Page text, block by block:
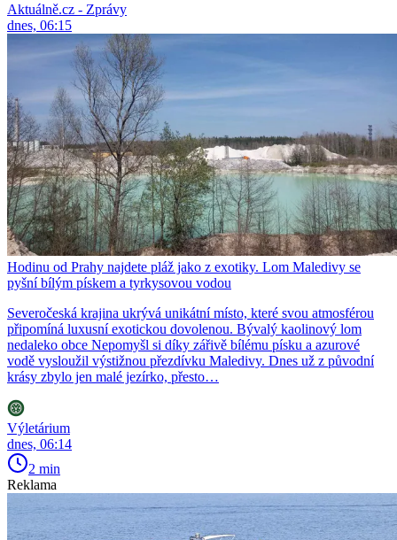
Aktuálně.cz - Zprávy
dnes, 06:15
Hodinu od Prahy najdete pláž jako z exotiky. Lom Maledivy se
pyšní bílým pískem a tyrkysovou vodou
Severočeská krajina ukrývá unikátní místo, které svou atmosférou
připomíná luxusní exotickou dovolenou. Bývalý kaolinový lom
nedaleko obce Nepomyšl si díky zářivě bílému písku a azurové
vodě vysloužil výstižnou přezdívku Maledivy. Dnes už z původní
krásy zbylo jen malé jezírko, přesto…
Výletárium
dnes, 06:14
2 min
Reklama